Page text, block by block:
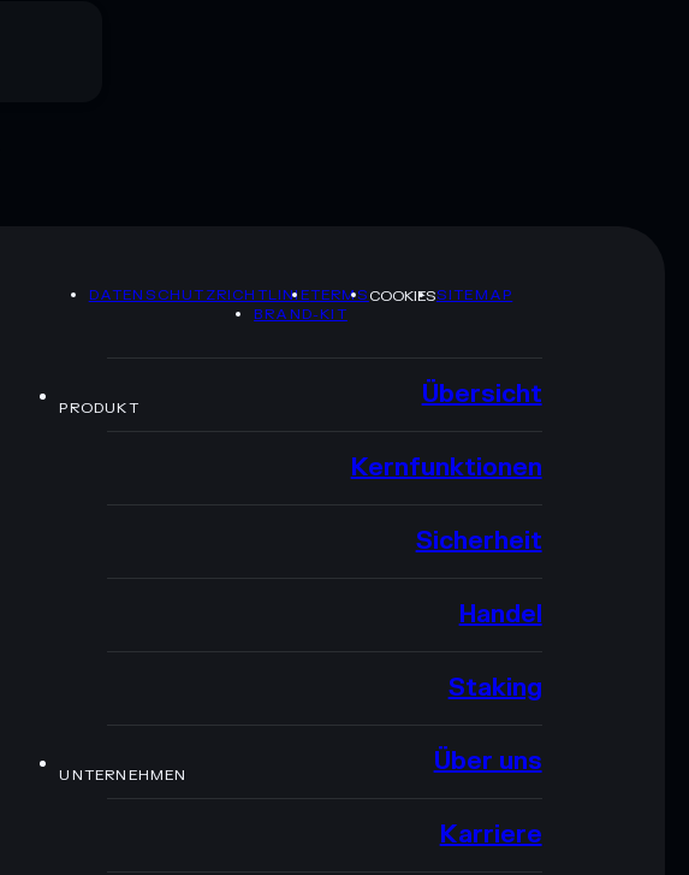
DATENSCHUTZRICHTLINIETERMSCOOKIESSITEMAP
BRAND-KIT
PRODUKT Übersicht
Kernfunktionen
Sicherheit
Handel
Staking
UNTERNEHMEN Über uns
Karriere